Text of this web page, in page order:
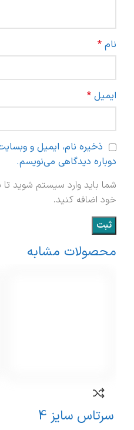
نام *
ایمیل *
ذخیره نام، ایمیل و
دوباره دیدگاهی می‌نویسم.
شما باید وارد سیستم شوید
خود اضافه کنید.
محصولات مشابه
سرتاس سایز 4